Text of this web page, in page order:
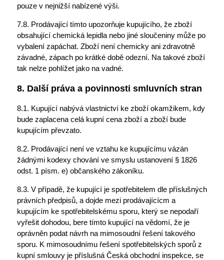
pouze v nejnižší nabízené výši.
7.8. Prodávající tímto upozorňuje kupujícího, že zboží
obsahující chemická lepidla nebo jiné sloučeniny může po
vybalení zapáchat. Zboží není chemicky ani zdravotně
závadné, zápach po krátké době odezní. Na takové zboží
tak nelze pohlížet jako na vadné.
8. Další práva a povinnosti smluvních stran
8.1. Kupující nabývá vlastnictví ke zboží okamžikem, kdy
bude zaplacena celá kupní cena zboží a zboží bude
kupujícím převzato.
8.2. Prodávající není ve vztahu ke kupujícímu vázán
žádnými kodexy chování ve smyslu ustanovení § 1826
odst. 1 písm. e) občanského zákoníku.
8.3. V případě, že kupující je spotřebitelem dle příslušných
právních předpisů, a dojde mezi prodávajícícm a
kupujícím ke spotřebitelskému sporu, který se nepodaří
vyřešit dohodou, bere tímto kupující na vědomí, že je
oprávněn podat návrh na mimosoudní řešení takového
sporu. K mimosoudnímu řešení spotřebitelských sporů z
kupní smlouvy je příslušná Česká obchodní inspekce, se